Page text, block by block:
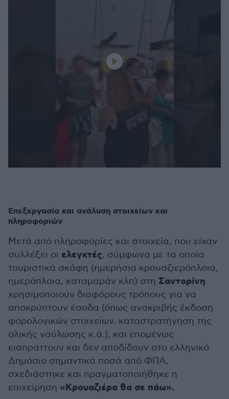
Επεξεργασία και ανάλυση στοιχείων και
πληροφοριών
Μετά από πληροφορίες και στοιχεία, που είχαν
συλλέξει οι ελεγκτές, σύμφωνα με τα οποία
τουριστικά σκάφη (ημερήσια κρουαζιερόπλοια,
ημερόπλοια, καταμαράν κλπ) στη Σαντορίνη
χρησιμοποιούν διαφόρους τρόπους για να
αποκρύπτουν έσοδα (όπως ανακριβής έκδοση
φορολογικών στοιχείων, καταστρατήγηση της
ολικής ναύλωσης κ.ά.), και επομένως
εισπράττουν και δεν αποδίδουν στο ελληνικό
Δημόσιο σημαντικά ποσά από ΦΠΑ,
σχεδιάστηκε και πραγματοποιήθηκε η
επιχείρηση «Κρουαζιέρα θα σε πάω».